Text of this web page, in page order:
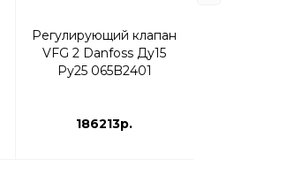
Регулирующий клапан
VFG 2 Danfoss Ду15
Ру25 065B2401
186213р.